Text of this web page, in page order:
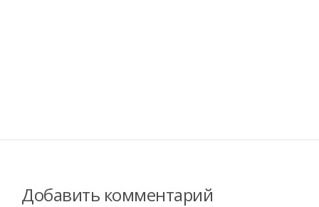
Добавить комментарий